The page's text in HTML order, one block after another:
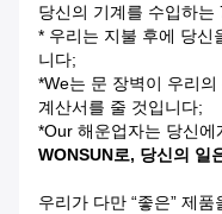
당신의 기계를 수입하는
* 우리는 지불 후에 당신
니다;
*We는 문 장벽이 우리
계산서를 줄 것입니다;
*Our 해운업자는 당신
WONSUN로, 당신의 일
우리가 다만 “좋은” 제